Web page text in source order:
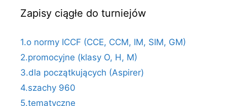
Zapisy ciągłe do turniejów
1.o normy ICCF (CCE, CCM, IM, SIM, GM)
2.promocyjne (klasy O, H, M)
3.dla początkujących (Aspirer)
4.szachy 960
5.tematyczne